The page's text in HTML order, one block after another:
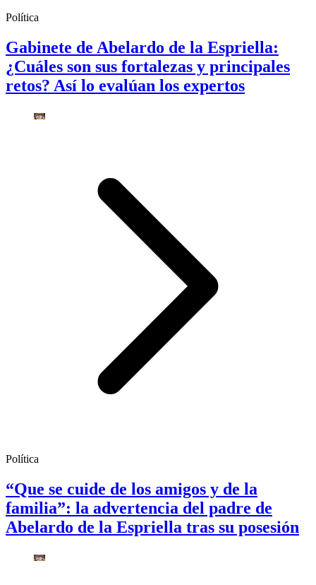
Política
Gabinete de Abelardo de la Espriella:
¿Cuáles son sus fortalezas y principales
retos? Así lo evalúan los expertos
Política
“Que se cuide de los amigos y de la
familia”: la advertencia del padre de
Abelardo de la Espriella tras su posesión